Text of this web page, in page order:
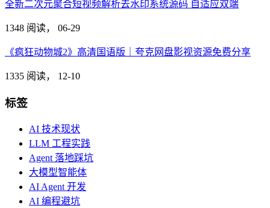
全新二次元聚合短视频解析去水印系统源码 自适应双端
1348 阅读， 06-29
《疯狂动物城2》高清国语版｜夸克网盘影视资源免费分享
1335 阅读， 12-10
标签
AI 技术现状
LLM 工程实践
Agent 落地踩坑
大模型智能体
AI Agent 开发
AI 编程避坑